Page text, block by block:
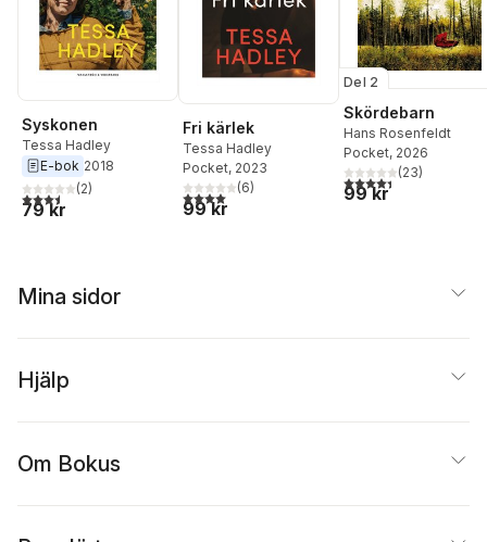
Syskonen
Tessa Hadley
E-bok 2018
3,5utav 5 stjärnor. Totalt antal röster:
(2)
79 kr
Fri kärlek
Tessa Hadley
Pocket, 2023
4,0utav 5 stjärnor. Totalt antal röster:
(6)
99 kr
Del 2
Skördebarn
Hans Rosenfeldt
Pocket, 2026
4,4utav 5 stjärnor.
(23)
99 kr
Mina sidor
Hjälp
Om Bokus